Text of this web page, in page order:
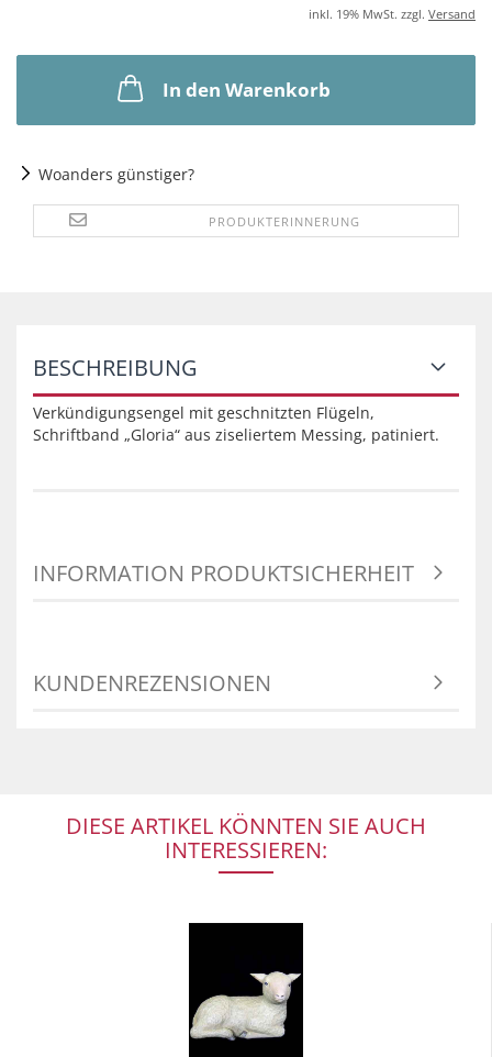
inkl. 19% MwSt. zzgl. Versand
In den Warenkorb
Woanders günstiger?
PRODUKTERINNERUNG
BESCHREIBUNG
Verkündigungsengel mit geschnitzten Flügeln,
Schriftband „Gloria“ aus ziseliertem Messing, patiniert.
INFORMATION PRODUKTSICHERHEIT
KUNDENREZENSIONEN
DIESE ARTIKEL KÖNNTEN SIE AUCH
INTERESSIEREN: